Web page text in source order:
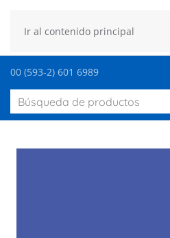
Ir al contenido principal
00 (593-2) 601 6989